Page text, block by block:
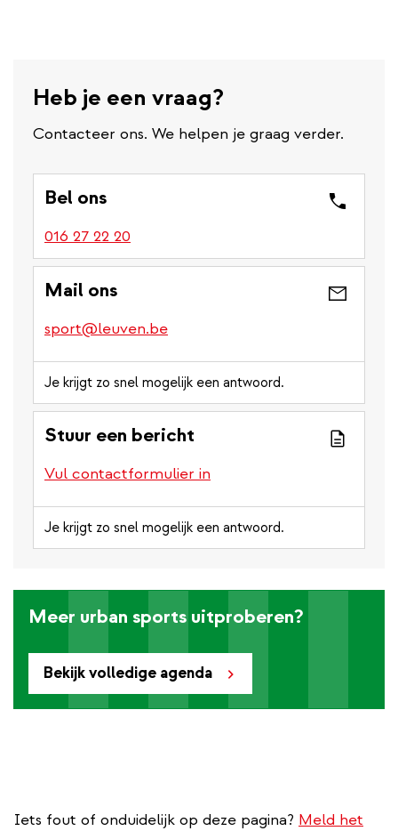
Heb je een vraag?
Contacteer ons. We helpen je graag verder.
Bel ons
016 27 22 20
Mail ons
sport@leuven.be
Je krijgt zo snel mogelijk een antwoord.
Stuur een bericht
Vul contactformulier in
Je krijgt zo snel mogelijk een antwoord.
Bekijk volledige agenda
Meer urban sports uitproberen?
Iets fout of onduidelijk op deze pagina? Meld het